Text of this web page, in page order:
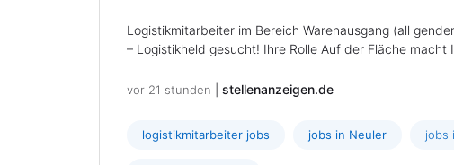
Logistikmitarbeiter im Bereich Warenausgang (all
– Logistikheld gesucht! Ihre Rolle Auf der Fläche
vor 21 stunden stellenanzeigen.de
logistikmitarbeiter jobs jobs in Neuler jobs